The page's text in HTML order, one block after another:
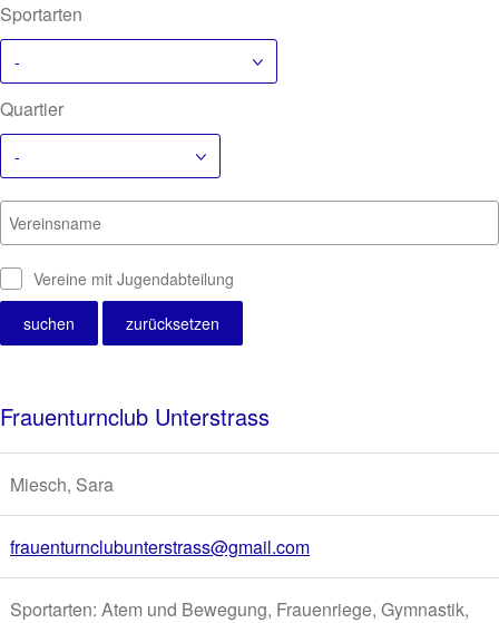
Sportarten
-
Quartier
-
Vereinsname
Vereine mit Jugendabteilung
Frauenturnclub Unterstrass
Miesch, Sara
frauenturnclubunterstrass@gmail.com
Sportarten: Atem und Bewegung, Frauenriege, Gymnastik,